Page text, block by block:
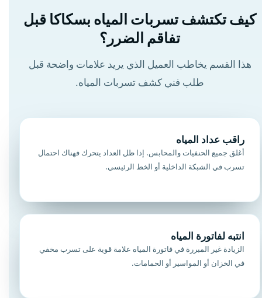
كيف تكتشف تسربات المياه بسكاكا قبل
تفاقم الضرر؟
هذا القسم يخاطب العميل الذي يريد علامات واضحة قبل
طلب فني كشف تسربات المياه.
راقب عداد المياه
أغلق جميع الحنفيات والمحابس. إذا ظل العداد يتحرك فهناك احتمال
تسرب في الشبكة الداخلية أو الخط الرئيسي.
انتبه لفاتورة المياه
الزيادة غير المبررة في فاتورة المياه علامة قوية على تسرب مخفي
في الخزان أو المواسير أو الحمامات.